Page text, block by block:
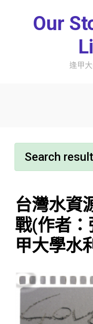
Our
逢甲
Search
台灣水資
戰(作者
甲大學水